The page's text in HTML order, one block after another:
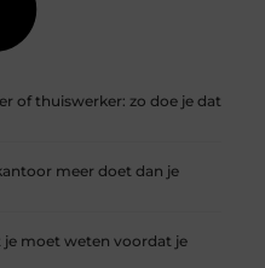
of thuiswerker: zo doe je dat
meer doet dan je
je moet weten voordat je